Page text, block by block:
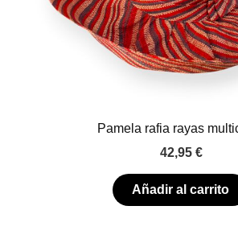
Pamela rafia rayas
42,95 €
Añadir al carrito